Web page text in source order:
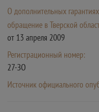
О дополнительных
обращение в Тверской
от 13 апреля 2009
Регистрационный номер:
27-ЗО
Источник официального